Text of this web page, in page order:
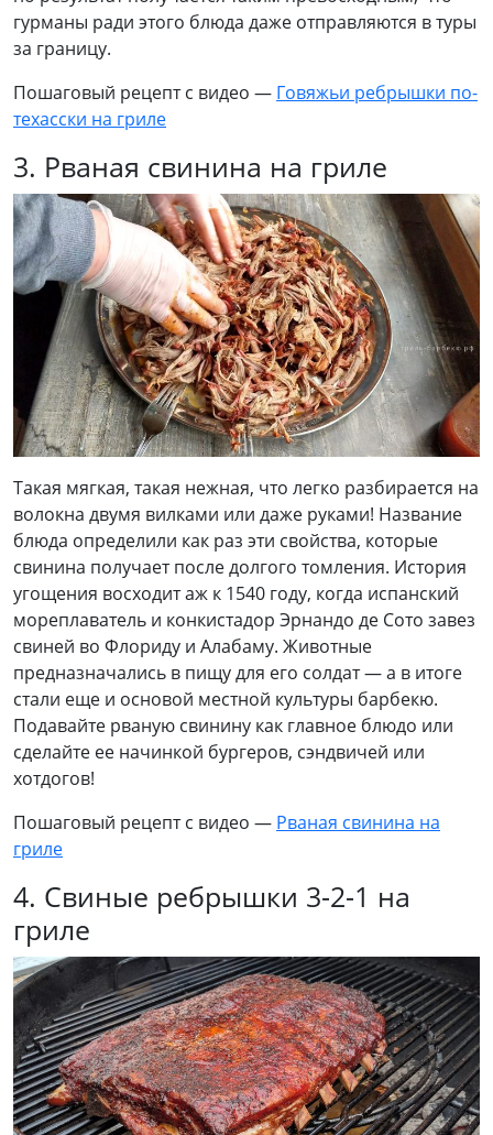
гурманы ради этого блюда даже отправляются в туры
за границу.
Пошаговый рецепт с видео — Говяжьи ребрышки по-
техасски на гриле
3. Рваная свинина на гриле
Такая мягкая, такая нежная, что легко разбирается на
волокна двумя вилками или даже руками! Название
блюда определили как раз эти свойства, которые
свинина получает после долгого томления. История
угощения восходит аж к 1540 году, когда испанский
мореплаватель и конкистадор Эрнандо де Сото завез
свиней во Флориду и Алабаму. Животные
предназначались в пищу для его солдат — а в итоге
стали еще и основой местной культуры барбекю.
Подавайте рваную свинину как главное блюдо или
сделайте ее начинкой бургеров, сэндвичей или
хотдогов!
Пошаговый рецепт с видео — Рваная свинина на
гриле
4. Свиные ребрышки 3-2-1 на
гриле